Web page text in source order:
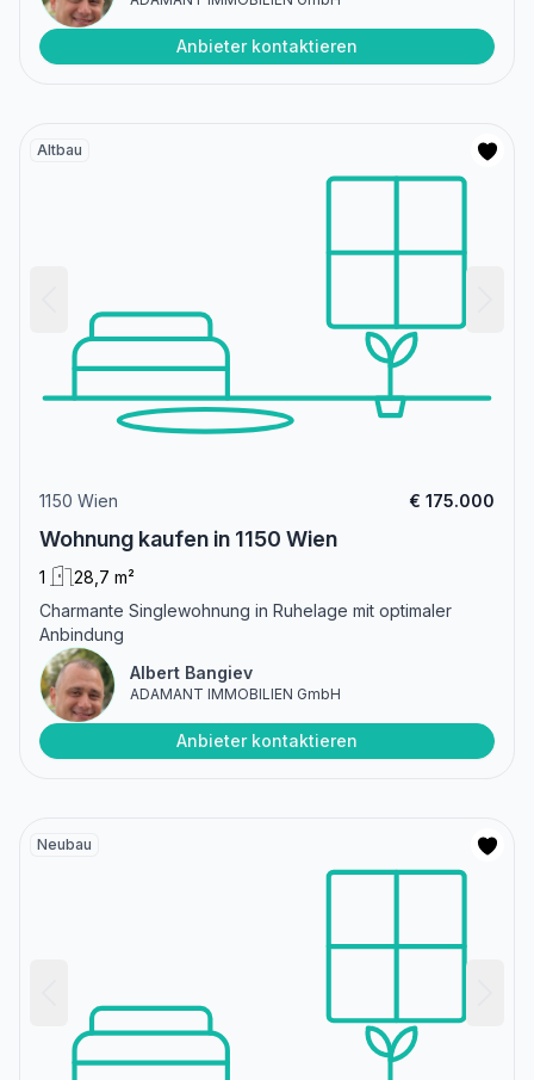
Anbieter kontaktieren
Altbau
1150 Wien € 175.000
Wohnung kaufen in 1150 Wien
1
28,7 m²
Charmante Singlewohnung in Ruhelage mit optimaler
Anbindung
Albert Bangiev
ADAMANT IMMOBILIEN GmbH
Anbieter kontaktieren
Neubau